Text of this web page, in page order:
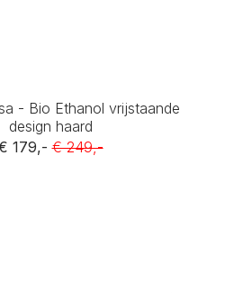
- Bio Ethanol vrijstaande
design haard
179,- € 249,-